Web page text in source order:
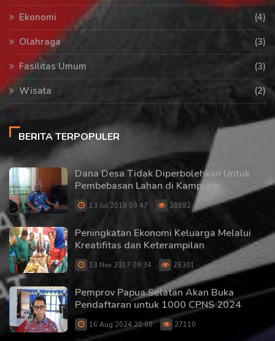
Ekonomi
(4)
Olahraga
(3)
Fasilitas Umum
(3)
Wisata
(2)
BERITA TERPOPULER
Dana Desa Tidak Diperbolehkan Untuk
Pembebasan Lahan di Kampung
13 Jul 2018 09:47 28892
Peningkatan Ekonomi Keluarga Melalui
Kreatifitas dan Keterampilan
13 Nov 2017 09:34 28301
Pemprov Papua Selatan Akan Buka
Pendaftaran untuk 1000 CPNS 2024
16 Aug 2024 20:09 27110